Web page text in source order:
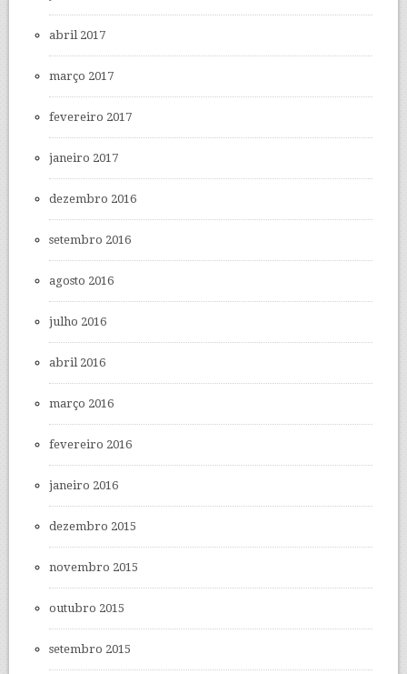
abril 2017
março 2017
fevereiro 2017
janeiro 2017
dezembro 2016
setembro 2016
agosto 2016
julho 2016
abril 2016
março 2016
fevereiro 2016
janeiro 2016
dezembro 2015
novembro 2015
outubro 2015
setembro 2015